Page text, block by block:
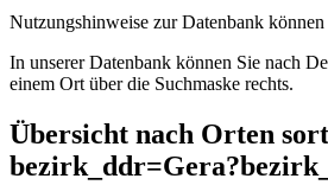
Nutzungshinweise zur Datenbank
In unserer Datenbank können Sie nach
einem Ort über die Suchmaske rechts.
Übersicht nach Orten